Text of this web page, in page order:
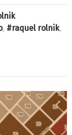
, raquel rolnik,